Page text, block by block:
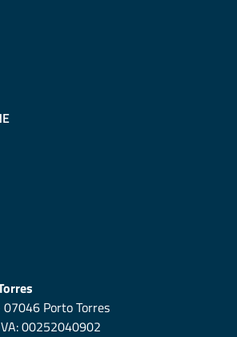
Porto Torres
00252040902